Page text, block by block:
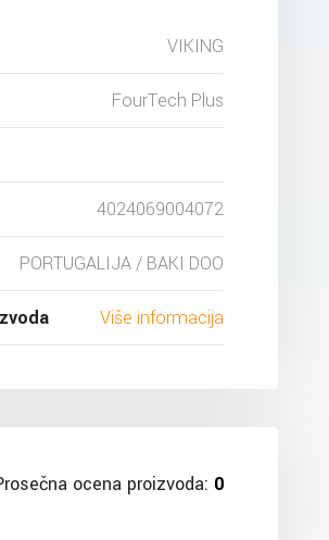
VIKING
FourTech Plus
4024069004072
PORTUGALIJA / BAKI DOO
Više informacija
ocena proizvoda: 0